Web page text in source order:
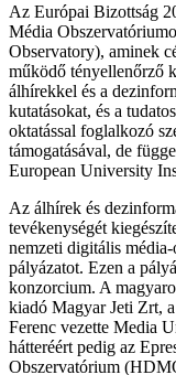
Az Európai Bizottság
Média
Observatory), aminek
működő tényellenőrző
álhírekkel és a
kutatásokat, és a
oktatással foglalkozó
támogatásával, de
European University
Az álhírek és
tevékenységét
nemzeti digitális
pályázatot. Ezen a
konzorcium. A
kiadó Magyar Jeti Zrt,
Ferenc vezette Media
hátteréért pedig az
Obszervatórium